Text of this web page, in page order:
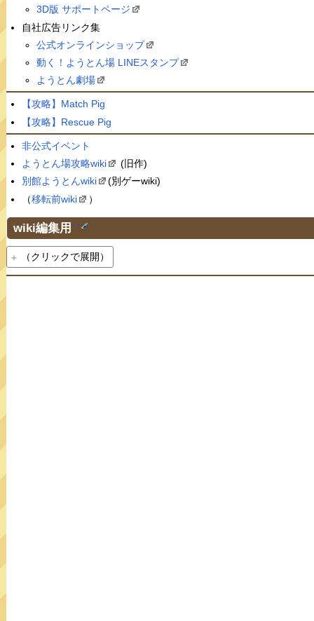
3D版 サポートページ
自社広告リンク集
公式オンラインショップ
動く！ようとん場 LINEスタンプ
ようとん劇場
【攻略】Match Pig
【攻略】Rescue Pig
非公式イベント
ようとん場攻略wiki
(旧作)
別館ようとんwiki
(別ゲーwiki)
（移転前wiki ）
wiki編集用 †
（クリックで展開）